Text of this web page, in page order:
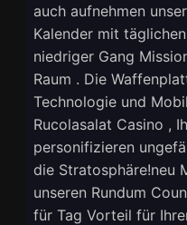
auch aufnehmen
Kalender mit
niedriger Gang
Raum . Die
Technologie und
Rucolasalat Casino ,
personifizieren
die Stratosphäre!neu
unseren Rundum
für Tag Vorteil für